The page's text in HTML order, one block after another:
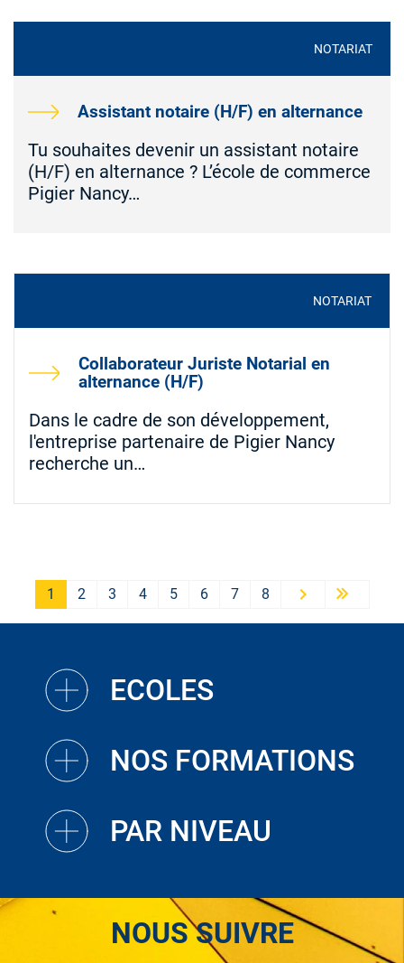
Assistant notaire (H/F) en alternance
NOTARIAT
Tu souhaites devenir un assistant notaire
(H/F) en alternance ? L’école de commerce
Pigier Nancy…
Collaborateur Juriste Notarial en
alternance (H/F)
NOTARIAT
Dans le cadre de son développement,
l'entreprise partenaire de Pigier Nancy
recherche un…
1 2 3 4 5 6 7 8 Next ›
ECOLES
NOS FORMATIONS
PAR NIVEAU
NOUS SUIVRE